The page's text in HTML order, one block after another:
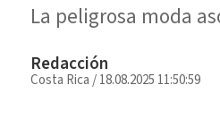
La peligrosa moda
Redacción
Costa Rica /18.08.2025 11:50:59